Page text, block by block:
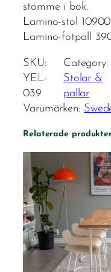
stomme i bok.
Lamino-stol
Lamino-fotpall
SKU:
YEL-
039
Category:
Stolar &
pallar
Varumärken:
Relaterade